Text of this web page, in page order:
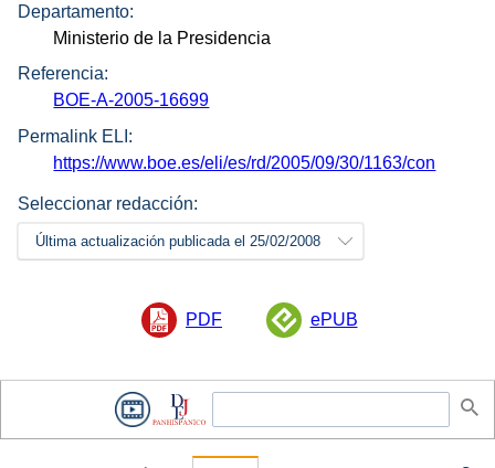
Departamento:
Ministerio de la Presidencia
Referencia:
BOE-A-2005-16699
Permalink ELI:
https://www.boe.es/eli/es/rd/2005/09/30/1163/con
Seleccionar redacción:
Última actualización publicada el 25/02/2008
PDF ePUB